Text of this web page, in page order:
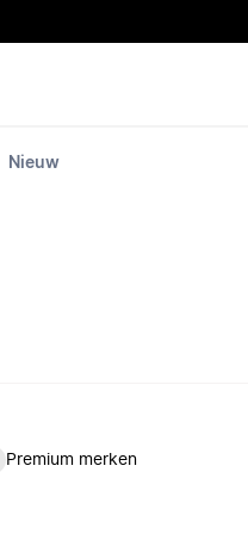
Nieuw
Premium merken